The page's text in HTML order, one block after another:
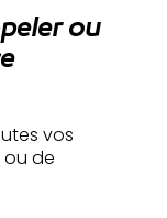
ou
vos
ou de